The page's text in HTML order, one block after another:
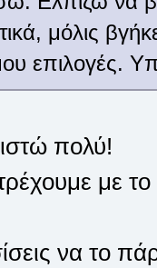
μόλις
μου
πολύ!
με
να το